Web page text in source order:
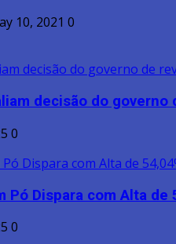
10, 2021 0
decisão do governo
0
Pó Dispara com Alta de
0